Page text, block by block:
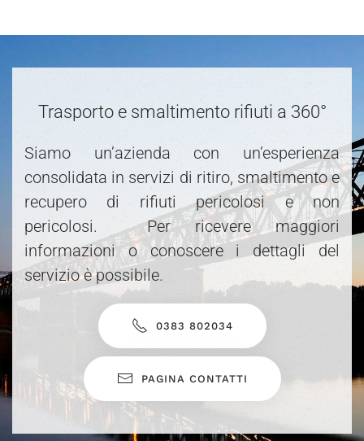
Trasporto e smaltimento rifiuti a 360°
Siamo un’azienda con un’esperienza
consolidata in servizi di ritiro, smaltimento e
recupero di rifiuti pericolosi e non
pericolosi. Per ricevere maggiori
informazioni o conoscere i dettagli del
servizio è possibile.
0383 802034
PAGINA CONTATTI